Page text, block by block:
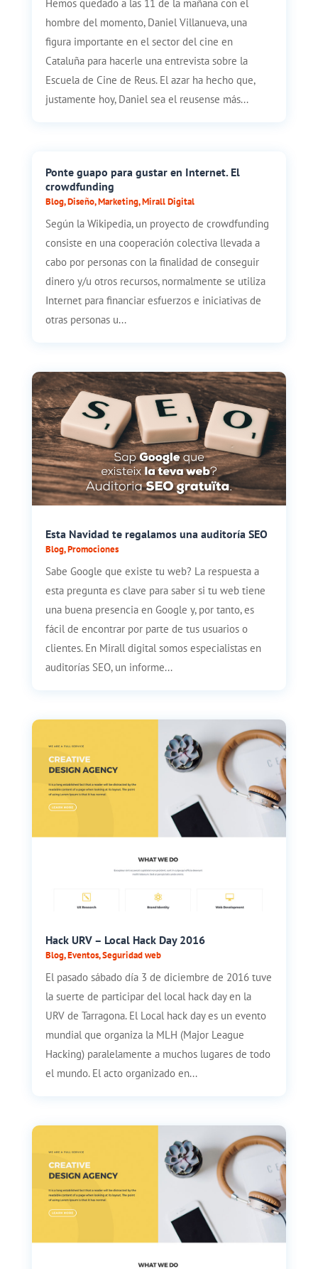
Hemos quedado a las 11 de la mañana con el
hombre del momento, Daniel Villanueva, una
figura importante en el sector del cine en
Cataluña para hacerle una entrevista sobre la
Escuela de Cine de Reus. El azar ha hecho que,
justamente hoy, Daniel sea el reusense más...
Ponte guapo para gustar en Internet. El
crowdfunding
Blog,Diseño,Marketing,Mirall Digital
Según la Wikipedia, un proyecto de crowdfunding
consiste en una cooperación colectiva llevada a
cabo por personas con la finalidad de conseguir
dinero y/u otros recursos, normalmente se utiliza
Internet para financiar esfuerzos e iniciativas de
otras personas u...
Esta Navidad te regalamos una auditoría SEO
Blog,Promociones
Sabe Google que existe tu web? La respuesta a
esta pregunta es clave para saber si tu web tiene
una buena presencia en Google y, por tanto, es
fácil de encontrar por parte de tus usuarios o
clientes. En Mirall digital somos especialistas en
auditorías SEO, un informe...
Hack URV – Local Hack Day 2016
Blog,Eventos,Seguridad web
El pasado sábado día 3 de diciembre de 2016 tuve
la suerte de participar del local hack day en la
URV de Tarragona. El Local hack day es un evento
mundial que organiza la MLH (Major League
Hacking) paralelamente a muchos lugares de todo
el mundo. El acto organizado en...